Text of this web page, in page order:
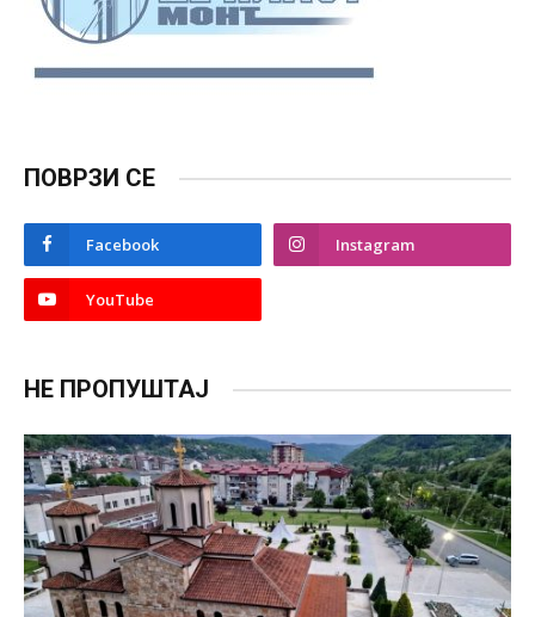
ПОВРЗИ СЕ
Facebook Instagram
YouTube
НЕ ПРОПУШТАЈ